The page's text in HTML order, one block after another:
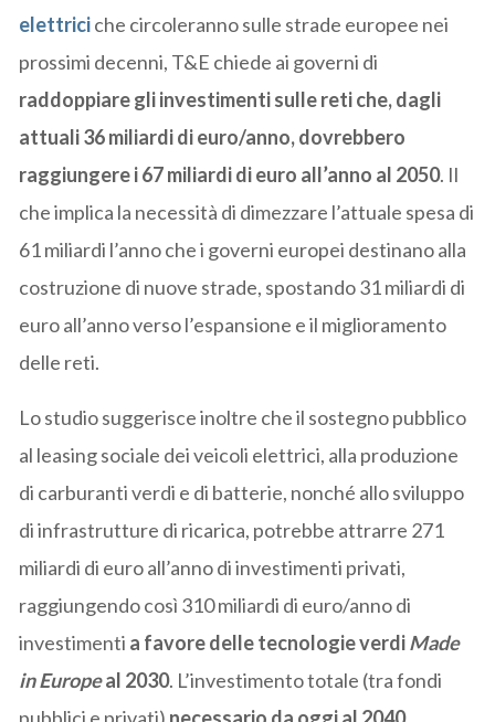
elettriciche circoleranno sulle strade europee nei
prossimi decenni, T&E chiede ai governi di
raddoppiare gli investimenti sulle reti che, dagli
attuali 36 miliardi di euro/anno, dovrebbero
raggiungere i 67 miliardi di euro all’anno al 2050. Il
che implica la necessità di dimezzare l’attuale spesa di
61 miliardi l’anno che i governi europei destinano alla
costruzione di nuove strade, spostando 31 miliardi di
euro all’anno verso l’espansione e il miglioramento
delle reti.
Lo studio suggerisce inoltre che il sostegno pubblico
al leasing sociale dei veicoli elettrici, alla produzione
di carburanti verdi e di batterie, nonché allo sviluppo
di infrastrutture di ricarica, potrebbe attrarre 271
miliardi di euro all’anno di investimenti privati,
raggiungendo così 310 miliardi di euro/anno di
investimenti a favore delle tecnologie verdiMade
in Europeal 2030. L’investimento totale (tra fondi